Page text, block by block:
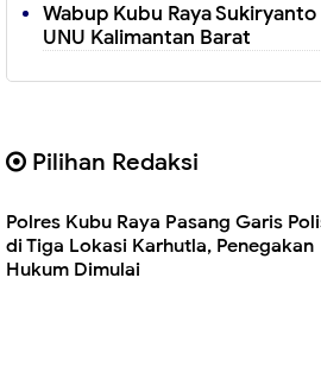
Wabup Kubu Raya Sukiryanto
UNU Kalimantan Barat
Pilihan Redaksi
Polres Kubu Raya Pasang Garis
di Tiga Lokasi Karhutla, Penegakan
Hukum Dimulai